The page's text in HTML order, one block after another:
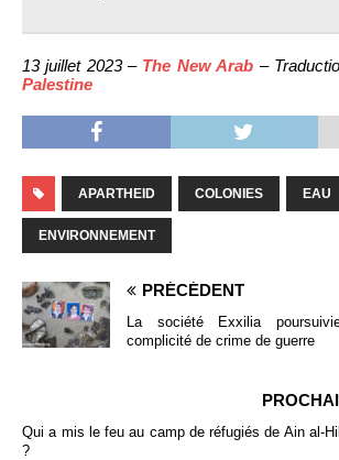
13 juillet 2023 – The New Arab –
Palestine
APARTHEID COLONIES EAU
ENVIRONNEMENT
PRÉCÉDENT
La société Exxilia
complicité de crime de guerre
Qui a mis le feu au camp de réfugiés de Ain al-
?